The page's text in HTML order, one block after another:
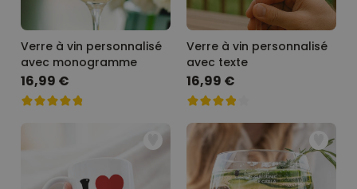
Verre à vin personnalisé
avec monogramme
16,99 €
Verre à vin personnalisé
avec texte
16,99 €